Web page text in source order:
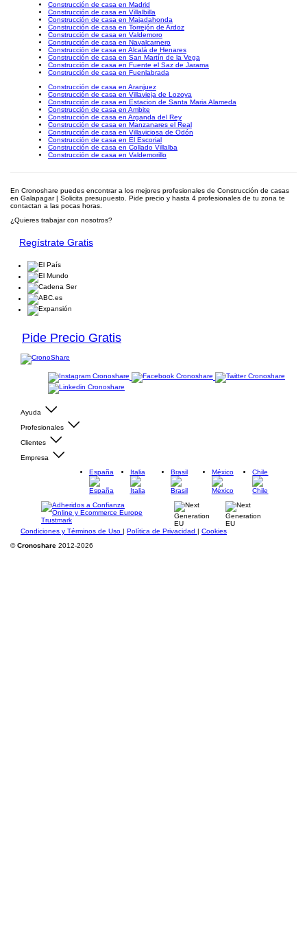
Construcción de casa en Madrid
Construcción de casa en Villalbilla
Construcción de casa en Majadahonda
Construcción de casa en Torrejón de Ardoz
Construcción de casa en Valdemoro
Construcción de casa en Navalcarnero
Construcción de casa en Alcalá de Henares
Construcción de casa en San Martín de la Vega
Construcción de casa en Fuente el Saz de Jarama
Construcción de casa en Fuenlabrada
Construcción de casa en Aranjuez
Construcción de casa en Villavieja de Lozoya
Construcción de casa en Estacion de Santa Maria Alameda
Construcción de casa en Ambite
Construcción de casa en Arganda del Rey
Construcción de casa en Manzanares el Real
Construcción de casa en Villaviciosa de Odón
Construcción de casa en El Escorial
Construcción de casa en Collado Villalba
Construcción de casa en Valdemorillo
En Cronoshare puedes encontrar a los mejores profesionales de Construcción de casas
en Galapagar | Solicita presupuesto. Pide precio y hasta 4 profesionales de tu zona te
contactan a las pocas horas.
¿Quieres trabajar con nosotros?
Regístrate Gratis
Pide Precio Gratis
Ayuda
Profesionales
Clientes
Empresa
España
Italia Brasil México Chile
Condiciones y Términos de Uso | Política de Privacidad | Cookies
©Cronoshare 2012-2026